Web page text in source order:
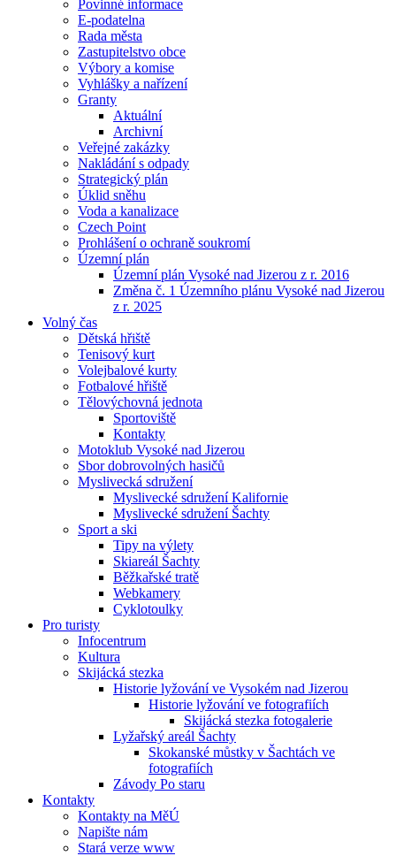
Povinné informace
E-podatelna
Rada města
Zastupitelstvo obce
Výbory a komise
Vyhlášky a nařízení
Granty
Aktuální
Archivní
Veřejné zakázky
Nakládání s odpady
Strategický plán
Úklid sněhu
Voda a kanalizace
Czech Point
Prohlášení o ochraně soukromí
Územní plán
Územní plán Vysoké nad Jizerou z r. 2016
Změna č. 1 Územního plánu Vysoké nad Jizerou
z r. 2025
Volný čas
Dětská hřiště
Tenisový kurt
Volejbalové kurty
Fotbalové hřiště
Tělovýchovná jednota
Sportoviště
Kontakty
Motoklub Vysoké nad Jizerou
Sbor dobrovolných hasičů
Myslivecká sdružení
Myslivecké sdružení Kalifornie
Myslivecké sdružení Šachty
Sport a ski
Tipy na výlety
Skiareál Šachty
Běžkařské tratě
Webkamery
Cyklotoulky
Pro turisty
Infocentrum
Kultura
Skijácká stezka
Historie lyžování ve Vysokém nad Jizerou
Historie lyžování ve fotografiích
Skijácká stezka fotogalerie
Lyžařský areál Šachty
Skokanské můstky v Šachtách ve
fotografiích
Závody Po staru
Kontakty
Kontakty na MěÚ
Napište nám
Stará verze www